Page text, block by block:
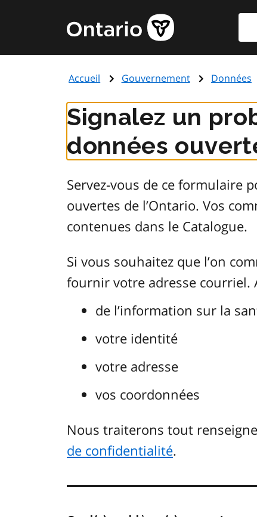
principal
Page
d'accueil
de
Accueil Gouvernement Données
Signalez un
données
Servez-vous de ce formulaire
ouvertes de l’Ontario. Vos
contenues dans le Catalogue.
Si vous souhaitez que l’on
fournir votre adresse courriel.
de l’information sur la
votre identité
votre adresse
vos coordonnées
Nous traiterons tout
de confidentialité.